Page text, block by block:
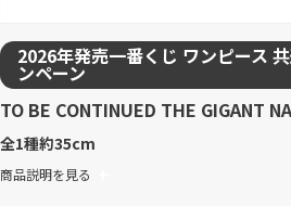
2026年発売一番くじ ワンピース
ンペーン
TO BE CONTINUED THE GIGANT
全1種約35cm
商品説明を見る